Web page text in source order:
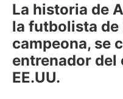
La historia de
la futbolista de
campeona, se
entrenador del
EE.UU.